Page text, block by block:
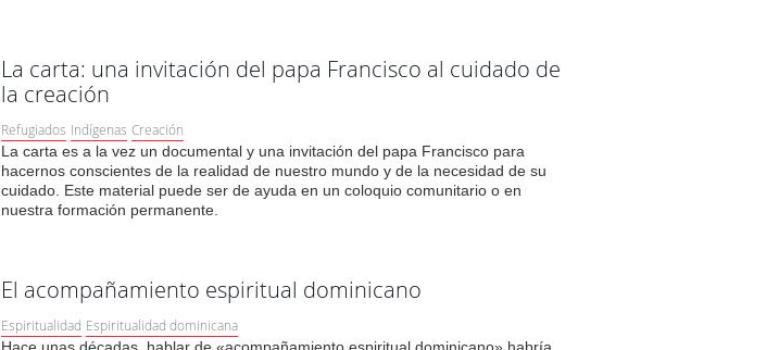
La carta: una invitación del papa Francisco al cuidado de
la creación
Refugiados Indígenas Creación
La carta es a la vez un documental y una invitación del papa Francisco para
hacernos conscientes de la realidad de nuestro mundo y de la necesidad de su
cuidado. Este material puede ser de ayuda en un coloquio comunitario o en
nuestra formación permanente.
El acompañamiento espiritual dominicano
Espiritualidad Espiritualidad dominicana